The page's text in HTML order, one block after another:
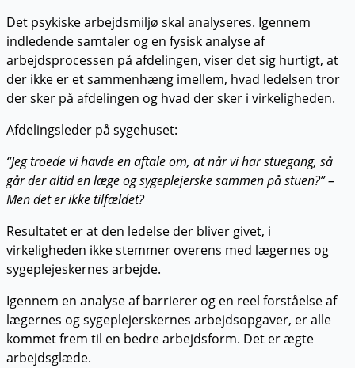
Det psykiske arbejdsmiljø skal analyseres. Igennem
indledende samtaler og en fysisk analyse af
arbejdsprocessen på afdelingen, viser det sig hurtigt, at
der ikke er et sammenhæng imellem, hvad ledelsen tror
der sker på afdelingen og hvad der sker i virkeligheden.
Afdelingsleder på sygehuset:
“Jeg troede vi havde en aftale om, at når vi har stuegang, så
går der altid en læge og sygeplejerske sammen på stuen?” –
Men det er ikke tilfældet?
Resultatet er at den ledelse der bliver givet, i
virkeligheden ikke stemmer overens med lægernes og
sygeplejeskernes arbejde.
Igennem en analyse af barrierer og en reel forståelse af
lægernes og sygeplejerskernes arbejdsopgaver, er alle
kommet frem til en bedre arbejdsform. Det er ægte
arbejdsglæde.